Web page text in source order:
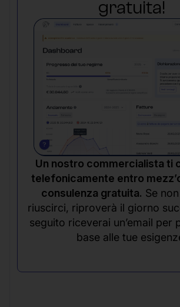
gratuita!
Un nostro commercialista ti
telefonicamente entro
consulenza gratuita. Se
riuscirci, riproverà il giorno
seguito riceverai un’email per
base alle tue